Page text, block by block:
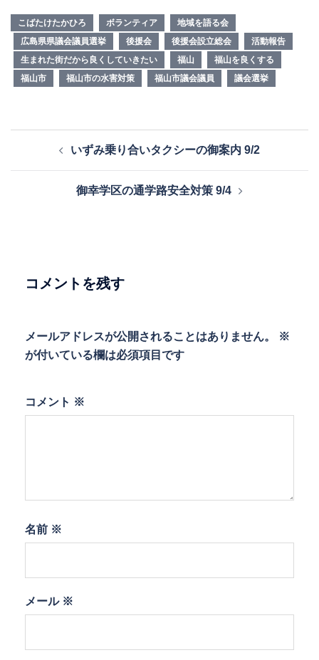
こばたけたかひろ ボランティア
地域を語る会
広島県県議会議員選挙
後援会 後援会設立総会
活動報告
生まれた街だから良くしていきたい
福山
福山を良くする
福山市
福山市の水害対策 福山市議会議員 議会選挙
ョ
いずみ乗り合いタクシーの御案内 9/2
御幸学区の通学路安全対策 9/4
コメントを残す
メールアドレスが公開されることはありません。
※
が付いている欄は必須項目です
コメント ※
名前 ※
メール ※